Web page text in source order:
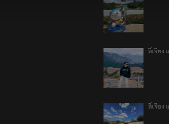
ลี่เจียง
ลี่เจียง